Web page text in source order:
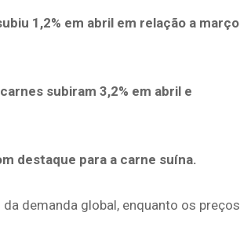
1,2% em abril em relação a março
subiram 3,2% em abril e
destaque para a carne suína.
demanda global, enquanto os preços